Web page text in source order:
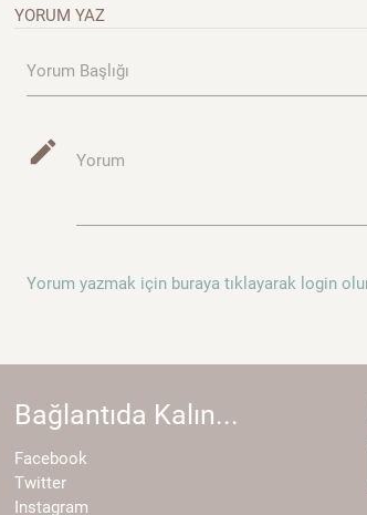
YORUM YAZ
Yorum Başlığı
mode_edit Yorum
Yorum yazmak için buraya tıklayarak login
Bağlantıda Kalın...
Facebook
Twitter
Instagram